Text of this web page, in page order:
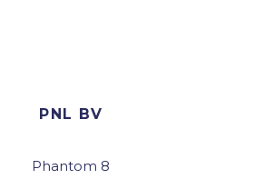
PNL BV
Phantom 8